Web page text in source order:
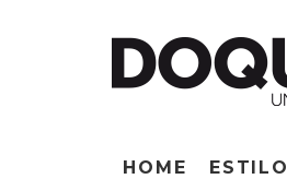
HOME ESTILO